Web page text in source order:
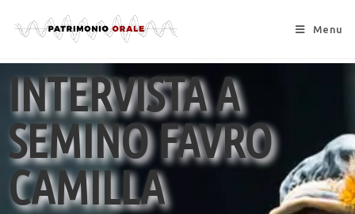
Menu
INTERVISTA A
SEMINO FAVRO
CAMILLA